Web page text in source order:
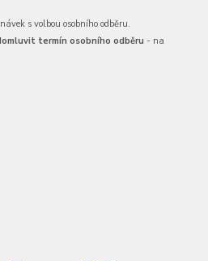
s volbou osobního odběru.
termín osobního odběru - na